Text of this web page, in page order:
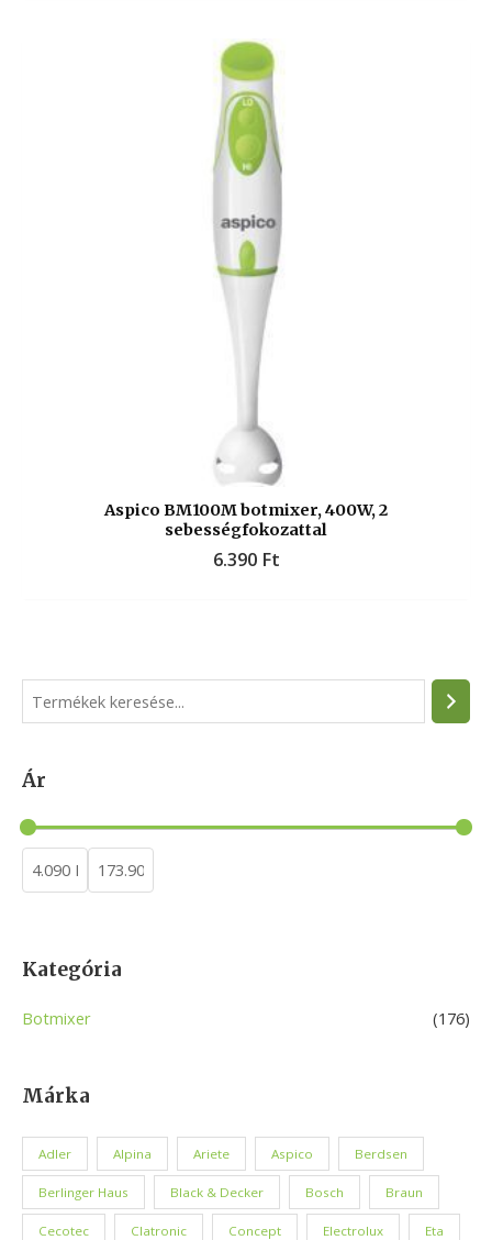
e
r
c
h
Ár
Kategória
Botmixer (176)
Márka
Adler Alpina Ariete Aspico Berdsen
Berlinger Haus Black & Decker Bosch Braun
Cecotec Clatronic Concept Electrolux Eta
Aspico BM100M botmixer, 400W, 2
sebességfokozattal
6.390 Ft